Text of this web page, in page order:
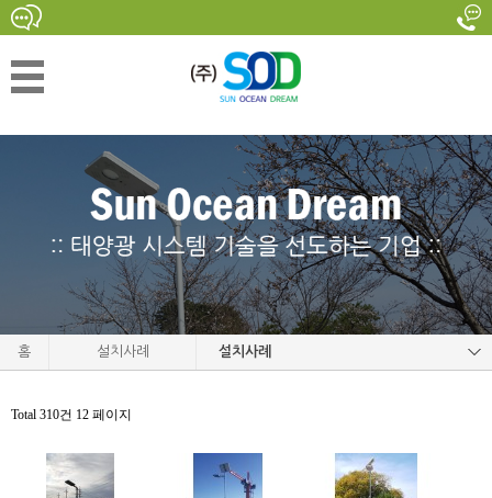
홈 설치사례 설치사례
Total 310건 12 페이지